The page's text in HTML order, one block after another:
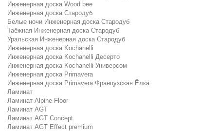
Инженерная доска Wood bee
Инженерная доска Стародуб
Белые ночи Инженерная доска Стародуб
Таёжная Инженерная доска Стародуб
Уральская Инженерная доска Стародуб
Инженерная доска Kochanelli
Инженерная доска Kochanelli Десерто
Инженерная доска Kochanelli Универсом
Инженерная доска Primavera
Инженерная доска Primavera Французская Ёлка
Ламинат
Ламинат Alpine Floor
Ламинат AGT
Ламинат AGT Concept
Ламинат AGT Effect premium